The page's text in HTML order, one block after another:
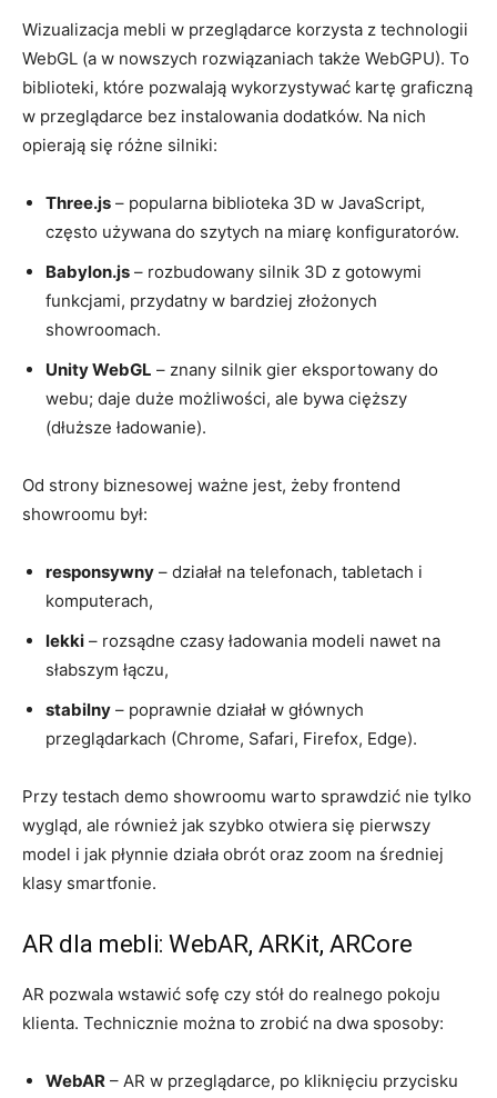
Wizualizacja mebli w przeglądarce korzysta z technologii
WebGL (a w nowszych rozwiązaniach także WebGPU). To
biblioteki, które pozwalają wykorzystywać kartę graficzną
w przeglądarce bez instalowania dodatków. Na nich
opierają się różne silniki:
Three.js – popularna biblioteka 3D w JavaScript,
często używana do szytych na miarę konfiguratorów.
Babylon.js – rozbudowany silnik 3D z gotowymi
funkcjami, przydatny w bardziej złożonych
showroomach.
Unity WebGL – znany silnik gier eksportowany do
webu; daje duże możliwości, ale bywa cięższy
(dłuższe ładowanie).
Od strony biznesowej ważne jest, żeby frontend
showroomu był:
responsywny – działał na telefonach, tabletach i
komputerach,
lekki – rozsądne czasy ładowania modeli nawet na
słabszym łączu,
stabilny – poprawnie działał w głównych
przeglądarkach (Chrome, Safari, Firefox, Edge).
Przy testach demo showroomu warto sprawdzić nie tylko
wygląd, ale również jak szybko otwiera się pierwszy
model i jak płynnie działa obrót oraz zoom na średniej
klasy smartfonie.
AR dla mebli: WebAR, ARKit, ARCore
AR pozwala wstawić sofę czy stół do realnego pokoju
klienta. Technicznie można to zrobić na dwa sposoby:
WebAR – AR w przeglądarce, po kliknięciu przycisku